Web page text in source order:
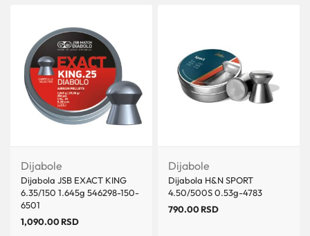
Dijabole
Dijabola JSB EXACT KING
6.35/150 1.645g 546298-150-
6501
1,090.00RSD
Dijabole
Dijabola H&N SPORT
4.50/500S 0.53g-4783
790.00RSD